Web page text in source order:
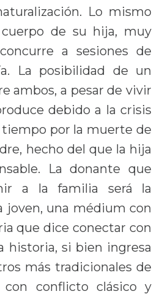
Lo mismo
de su hija, muy
a sesiones de
La posibilidad de un
ambos, a pesar de vivir
debido a la crisis
tiempo por la muerte de
hecho del que la hija
La donante que
a la familia será la
joven, una médium con
que dice conectar con
historia, si bien ingresa
más tradicionales de
con conflicto clásico y